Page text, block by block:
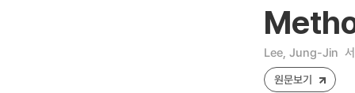
Lee, Jung-Jin
원문보기